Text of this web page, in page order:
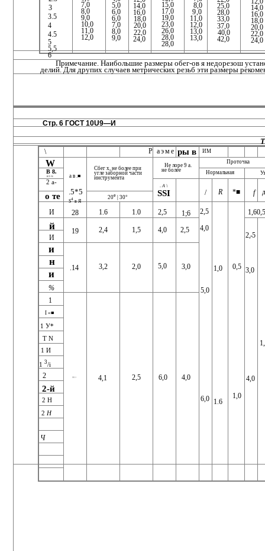
3
3.5
4
4.5
5
5,5
6
7,0
8,0
9,0
10,0
11,0
12,0
5,0
6,0
6,0
7,0
8,0
9,0
14,0
16,0
18,0
20,0
22,0
24,0
15,0
17,0
19,0
23,0
26,0
28,0
28,0
8,0
9,0
11,0
12,0
13,0
13,0
25,0
28,0
33,0
37,0
40,0
42,0
14,0
16,0
18,0
20,0
22,0
24,0
Примечание. Наибольшие размеры обег-ов я недорезош
делий. Для друпих случаев метрических резьб эти размеры
Стр. 6 ГОСТ 10U9—И
\ Р аэме ры в ИМ
W
а в .■
.5*5
S4в Я
Сбег х, не более при
угле заборной части
инструмента
Не лоре 9 а.
не более
Проточка
В 8.
ВТ <Ч
Нормальная
2 а-
.А \
SSI / R *■ f
о те 20е | 30°
И 28 1.6 1.0 2,5 1;6
2,5
4,0
5,0
6,0
1,0
1.6
0,5
1,0
й 19 2,4 1,5 4,0 2,5
2,-5
3,0
4,0
И
и
.14 3,2 2,0 5,0 3,0
н
и
%
1
11 > 4,1 2,5 6,0 4,0
I «■
1 У*
Т N
1 И
13/i
2
2-й
2 Н
2 Н
Ч